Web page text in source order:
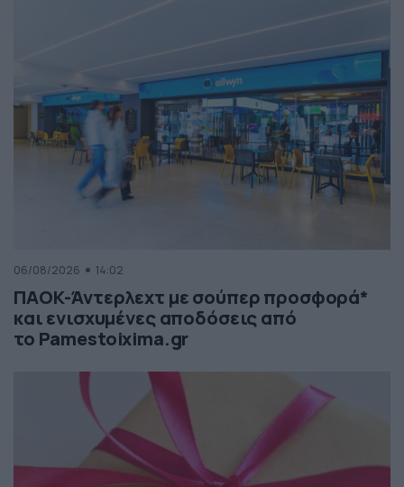
06/08/2026 14:02
ΠΑΟΚ-Άντερλεχτ με σούπερ προσφορά*
και ενισχυμένες αποδόσεις από
το Pamestoixima.gr